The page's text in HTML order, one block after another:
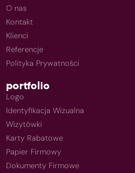
O nas
Kontakt
Klienci
Referencje
Polityka Prywatności
portfolio
Logo
Identyfikacja Wizualna
Wizytówki
Karty Rabatowe
Papier Firmowy
Dokumenty Firmowe